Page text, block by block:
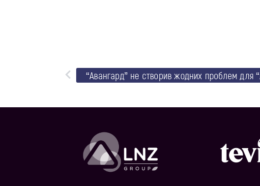
“Авангард” не створив жодних проблем для